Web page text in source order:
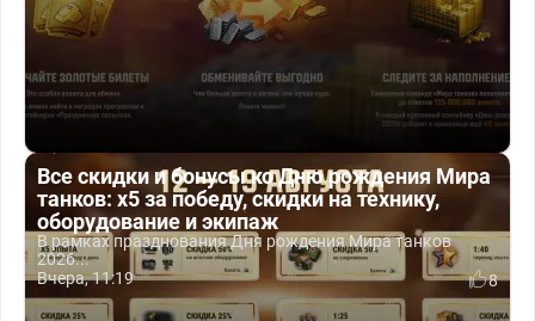
Все скидки и бонусы ко Дню рождения Мира
танков: x5 за победу, скидки на технику,
оборудование и экипаж
В рамках празднования Дня рождения Мира танков
2026...
Вчера, 11:19
8